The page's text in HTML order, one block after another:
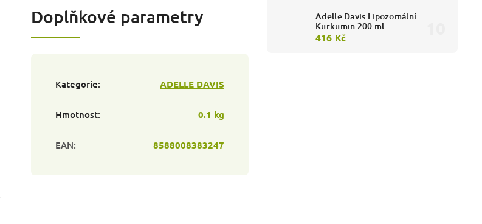
Adelle Davis Lipozomální
Kurkumin 200 ml
416 Kč
Doplňkové parametry
Kategorie: ADELLE DAVIS
Hmotnost: 0.1 kg
EAN: 8588008383247